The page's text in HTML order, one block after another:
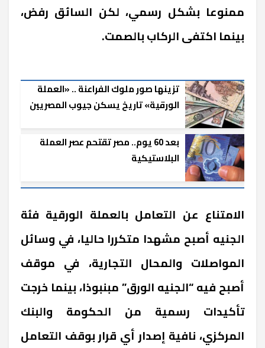
ممنوعا بشكل رسمي، لكن السائق رفض،
بينما اكتفى الركاب بالصمت.
تزينها صور ملوك الفراعنة .. «العملة
الورقية» تاريخ يسكن جيوب المصريين
بعد 60 يوم.. مصر تقتحم عصر العملة
البلاستيكية
الامتناع عن التعامل بالعملة الورقية فئة
الجنيه أصبح مشهدا متكررا حاليا، في وسائل
المواصلات والمحال التجارية، في موقف
أصبح فيه “الجنيه الورق” مبنبوذا، بينما خرجت
تأكيدات رسمية من الحكومة والبنك
المركزي، نافية إصدار أي قرار بوقف التعامل